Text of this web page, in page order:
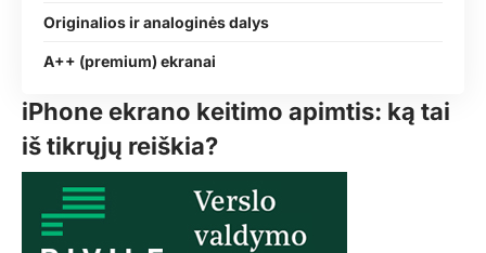
Originalios ir analoginės dalys
A++ (premium) ekranai
iPhone ekrano keitimo apimtis: ką tai
iš tikrųjų reiškia?